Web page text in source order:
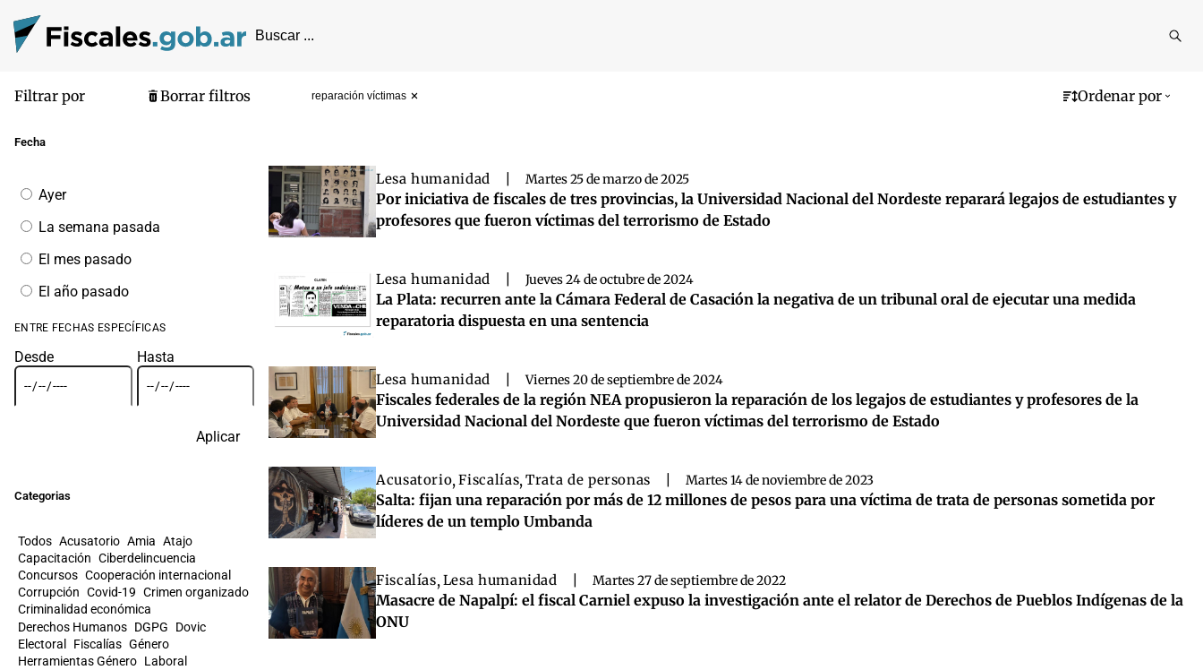
Filtrar por Borrar filtros reparación víctimas Ordenar por
Fecha
Filtrar
por
fecha
Ayer
La semana pasada
El mes pasado
El año pasado
ENTRE FECHAS ESPECÍFICAS
Desde Hasta
Aplicar
Categorias
Todos Acusatorio Amia Atajo
Capacitación Ciberdelincuencia
Concursos Cooperación internacional
Corrupción Covid-19 Crimen organizado
Criminalidad económica
Derechos Humanos DGPG
Dovic
Electoral
Fiscalías Género
Herramientas Género Laboral
Lesa humanidad Martes 25 de marzo de 2025
Por iniciativa de fiscales de tres provincias, la Universidad Nacional del Nordeste reparará legajos de estudiantes y
profesores que fueron víctimas del terrorismo de Estado
Lesa humanidad Jueves 24 de octubre de 2024
La Plata: recurren ante la Cámara Federal de Casación la negativa de un tribunal oral de ejecutar una medida
reparatoria dispuesta en una sentencia
Lesa humanidad Viernes 20 de septiembre de 2024
Fiscales federales de la región NEA propusieron la reparación de los legajos de estudiantes y profesores de la
Universidad Nacional del Nordeste que fueron víctimas del terrorismo de Estado
Acusatorio,Fiscalías,Trata de personas Martes 14 de noviembre de 2023
Salta: fijan una reparación por más de 12 millones de pesos para una víctima de trata de personas sometida por
líderes de un templo Umbanda
Fiscalías,Lesa humanidad Martes 27 de septiembre de 2022
Masacre de Napalpí: el fiscal Carniel expuso la investigación ante el relator de Derechos de Pueblos Indígenas de la
ONU